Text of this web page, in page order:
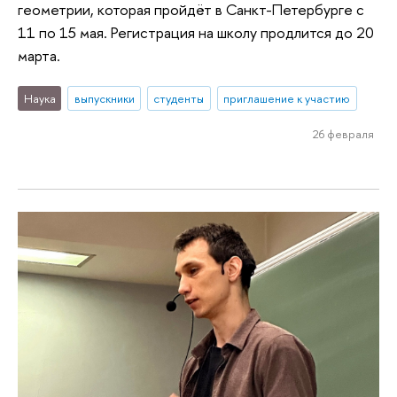
геометрии, которая пройдёт в Санкт-Петербурге с
11 по 15 мая. Регистрация на школу продлится до 20
марта.
Наука выпускники студенты приглашение к участию
26 февраля